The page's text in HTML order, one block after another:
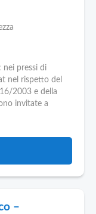
nei pressi di
nel rispetto del
2003 e della
invitate a
–